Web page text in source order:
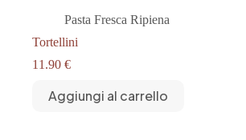
Pasta Fresca Ripiena
Tortellini
11.90 €
Aggiungi al carrello